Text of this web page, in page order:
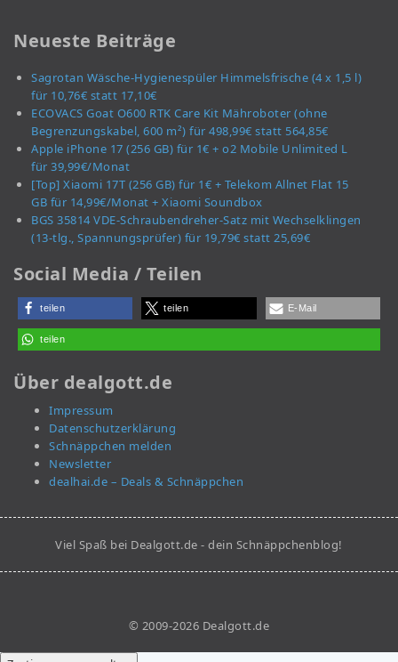
Neueste Beiträge
Sagrotan Wäsche-Hygienespüler Himmelsfrische (4 x 1,5 l)
für 10,76€ statt 17,10€
ECOVACS Goat O600 RTK Care Kit Mähroboter (ohne
Begrenzungskabel, 600 m²) für 498,99€ statt 564,85€
Apple iPhone 17 (256 GB) für 1€ + o2 Mobile Unlimited L
für 39,99€/Monat
[Top] Xiaomi 17T (256 GB) für 1€ + Telekom Allnet Flat 15
GB für 14,99€/Monat + Xiaomi Soundbox
BGS 35814 VDE-Schraubendreher-Satz mit Wechselklingen
(13-tlg., Spannungsprüfer) für 19,79€ statt 25,69€
Social Media / Teilen
teilen teilen E-Mail
teilen
Über dealgott.de
Impressum
Datenschutzerklärung
Schnäppchen melden
Newsletter
dealhai.de – Deals & Schnäppchen
Viel Spaß bei Dealgott.de - dein Schnäppchenblog!
© 2009-2026 Dealgott.de